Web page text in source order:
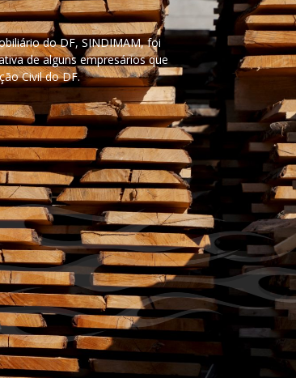
do DF, SINDIMAM, foi
de alguns empresários que
Civil do DF.